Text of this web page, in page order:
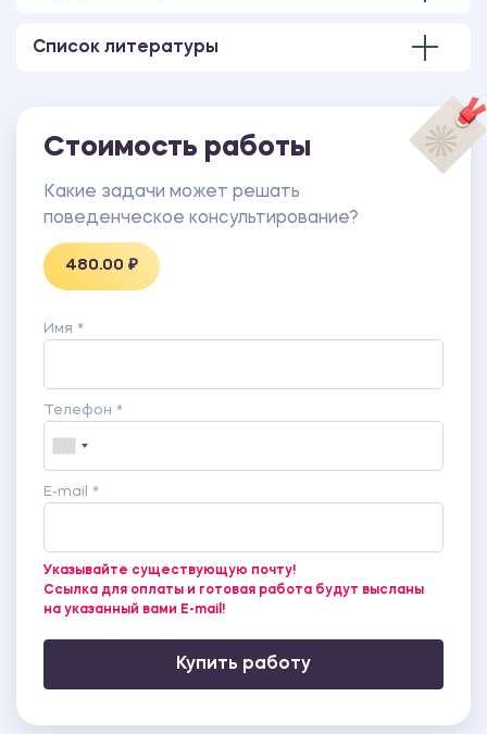
Список литературы
Стоимость работы
Какие задачи может решать
поведенческое консультирование?
480.00 ₽
Имя *
Телефон *
E-mail *
Указывайте существующую почту!
Ссылка для оплаты и готовая работа будут высланы
на указанный вами E-mail!
Купить работу